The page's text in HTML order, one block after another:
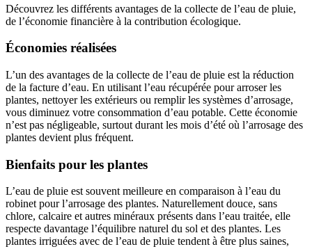
Découvrez les différents avantages de la collecte de l’eau de pluie,
de l’économie financière à la contribution écologique.
Économies réalisées
L’un des avantages de la collecte de l’eau de pluie est la réduction
de la facture d’eau. En utilisant l’eau récupérée pour arroser les
plantes, nettoyer les extérieurs ou remplir les systèmes d’arrosage,
vous diminuez votre consommation d’eau potable. Cette économie
n’est pas négligeable, surtout durant les mois d’été où l’arrosage des
plantes devient plus fréquent.
Bienfaits pour les plantes
L’eau de pluie est souvent meilleure en comparaison à l’eau du
robinet pour l’arrosage des plantes. Naturellement douce, sans
chlore, calcaire et autres minéraux présents dans l’eau traitée, elle
respecte davantage l’équilibre naturel du sol et des plantes. Les
plantes irriguées avec de l’eau de pluie tendent à être plus saines,